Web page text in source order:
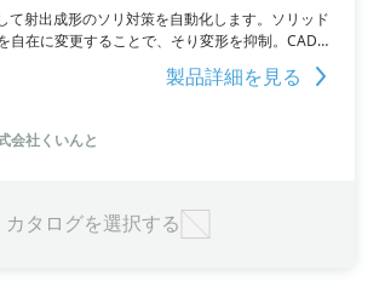
て射出成形のソリ対策を自動化します。ソリッド
自在に変更することで、そり変形を抑制。CADを
デルを解析し、基底ベクトル法を使用して形状を
結果では、ソリの改善率は33%、最大そり量は
製品詳細を見る
会社くいんと
カタログを選択する